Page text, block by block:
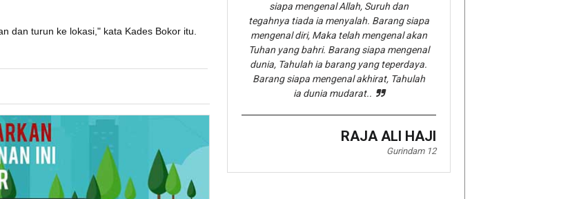
dan turun ke lokasi," kata Kades Bokor itu.
siapa mengenal Allah, Suruh dan
tegahnya tiada ia menyalah. Barang siapa
mengenal diri, Maka telah mengenal akan
Tuhan yang bahri. Barang siapa mengenal
dunia, Tahulah ia barang yang teperdaya.
Barang siapa mengenal akhirat, Tahulah
ia dunia mudarat..
RAJA ALI HAJI
Gurindam 12